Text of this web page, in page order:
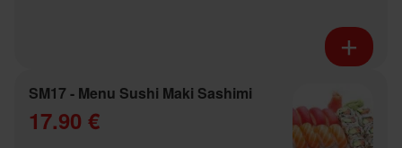
SM17 - Menu Sushi Maki Sashimi
17.90 €